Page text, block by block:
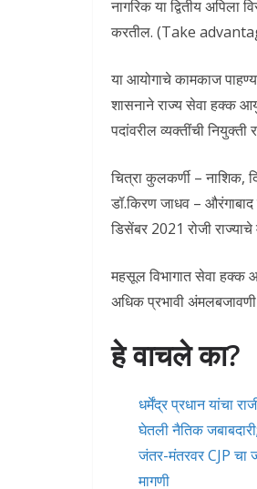
नागरिक या द्वितीय
करतील. (Take
या आयोगाचे कामकाज
शासनाने राज्य सेवा हक्क
पदांवरील व्यक्तींची
चित्रा कुलकर्णी – नाशिक,
डॉ.किरण जाधव –
डिसेंबर 2021 रोजी
महसूल विभागात सेवा हक्क
अधिक प्रभावी
हे वाचले का?
धर्मेंद्र प्रधान यांचा
घेतली नैतिक
जंतर-मंतरवर CJP चा
मागणी